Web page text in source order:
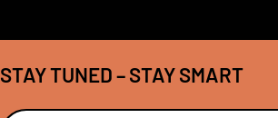
STAY TUNED – STAY SMART